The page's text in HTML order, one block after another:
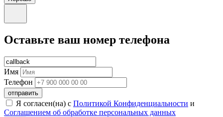
Оставьте ваш номер телефона
Имя
Телефон
отправить
Я согласен(на) с Политикой Конфиденциальности и
Соглашением об обработке персональных данных